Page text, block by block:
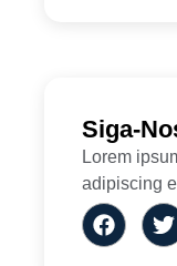
Siga-
Lorem
adipiscing